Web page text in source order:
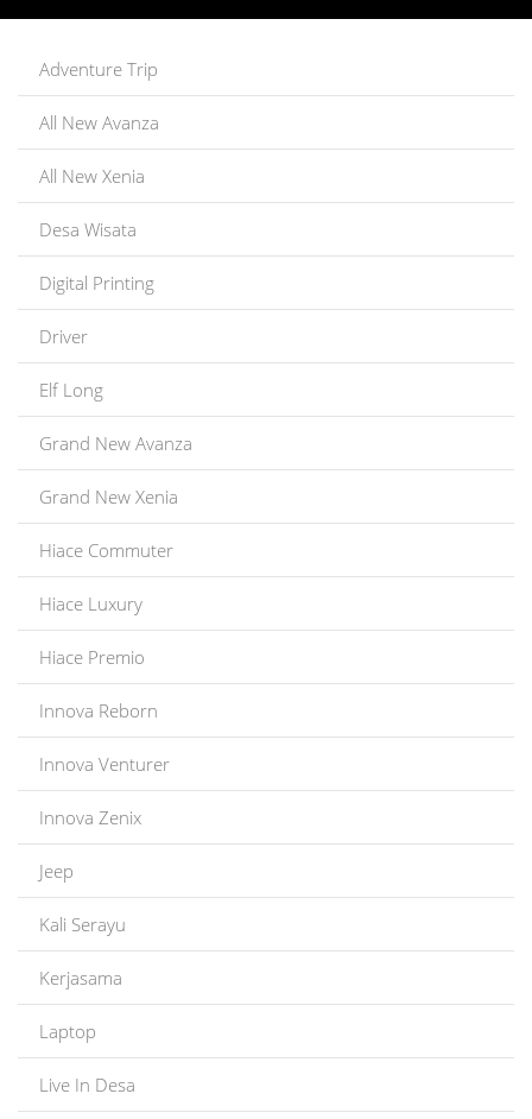
Adventure Trip
All New Avanza
All New Xenia
Desa Wisata
Digital Printing
Driver
Elf Long
Grand New Avanza
Grand New Xenia
Hiace Commuter
Hiace Luxury
Hiace Premio
Innova Reborn
Innova Venturer
Innova Zenix
Jeep
Kali Serayu
Kerjasama
Laptop
Live In Desa